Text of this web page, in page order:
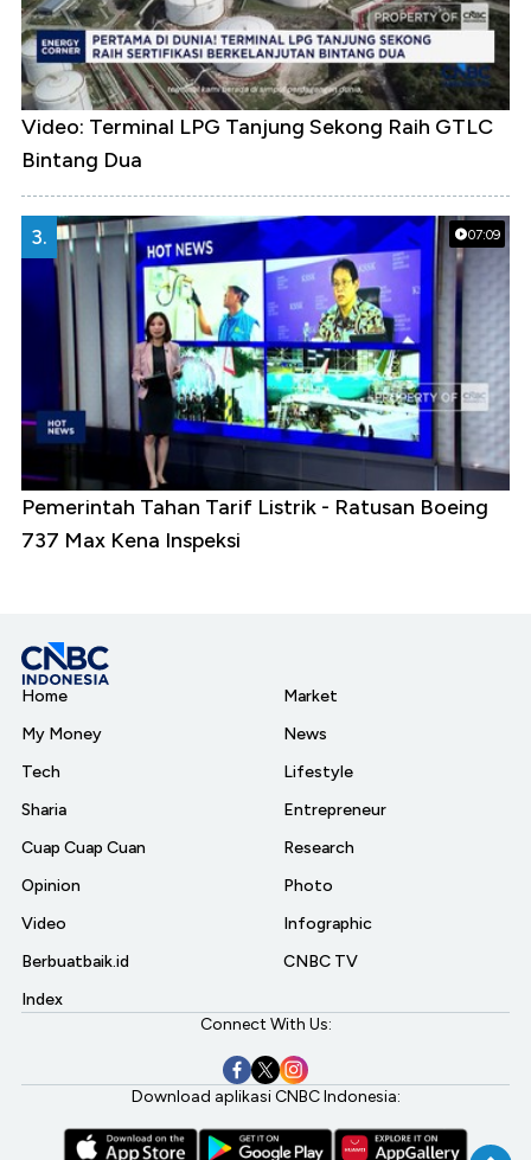
Video: Terminal LPG Tanjung Sekong Raih GTLC
Bintang Dua
07:09
3.
Pemerintah Tahan Tarif Listrik - Ratusan Boeing
737 Max Kena Inspeksi
Home
My Money
Tech
Sharia
Cuap Cuap Cuan
Opinion
Video
Berbuatbaik.id
Index
Market
News
Lifestyle
Entrepreneur
Research
Photo
Infographic
CNBC TV
Connect With Us:
Download aplikasi CNBC Indonesia: